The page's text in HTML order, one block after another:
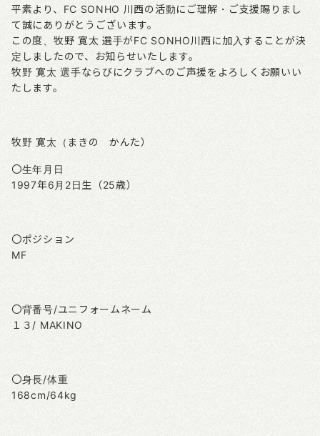
平素より、FC SONHO 川西の活動にご理解・ご支援賜りまし
て誠にありがとうございます。
この度、牧野 寛太 選手がFC SONHO川西に加入することが決
定しましたので、お知らせいたします。
牧野 寛太 選手ならびにクラブへのご声援をよろしくお願いい
たします。
牧野 寛太（まきの かんた）
〇生年月日
1997年6月2日生（25歳）
〇ポジション
MF
〇背番号/ユニフォームネーム
１３/ MAKINO
〇身長/体重
168cm/64kg